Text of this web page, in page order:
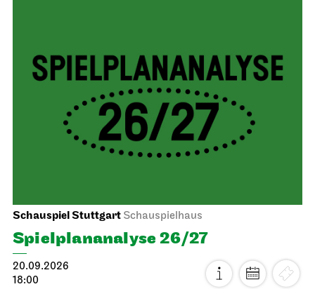
Schauspiel Stuttgart Schauspielhaus
Spiel­plan­analyse 26/27
20.09.2026
18:00